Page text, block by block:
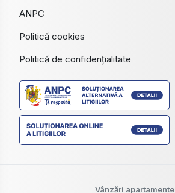
ANPC
Politică cookies
Politică de confidențialitate
Vânzări apartamente